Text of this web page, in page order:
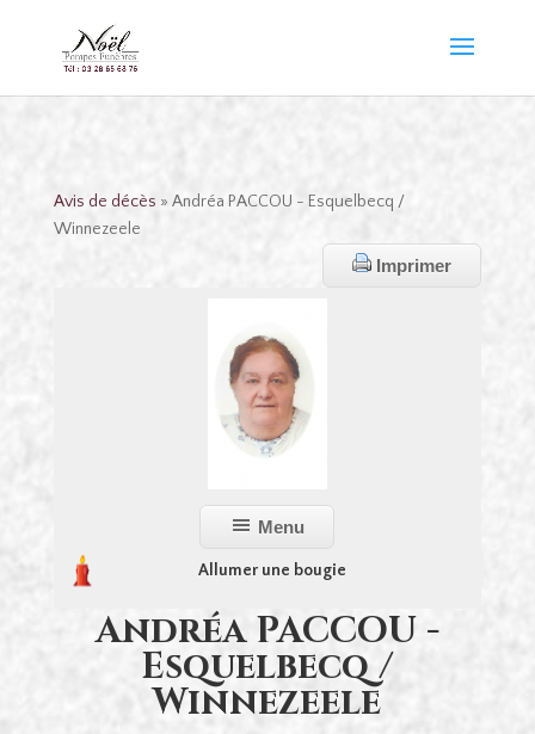
Avis de décès » Andréa PACCOU - Esquelbecq /
Winnezeele
Imprimer
Menu
Allumer une bougie
Andréa PACCOU -
Esquelbecq /
Winnezeele